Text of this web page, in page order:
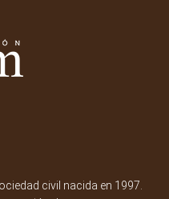
civil nacida en 1997.